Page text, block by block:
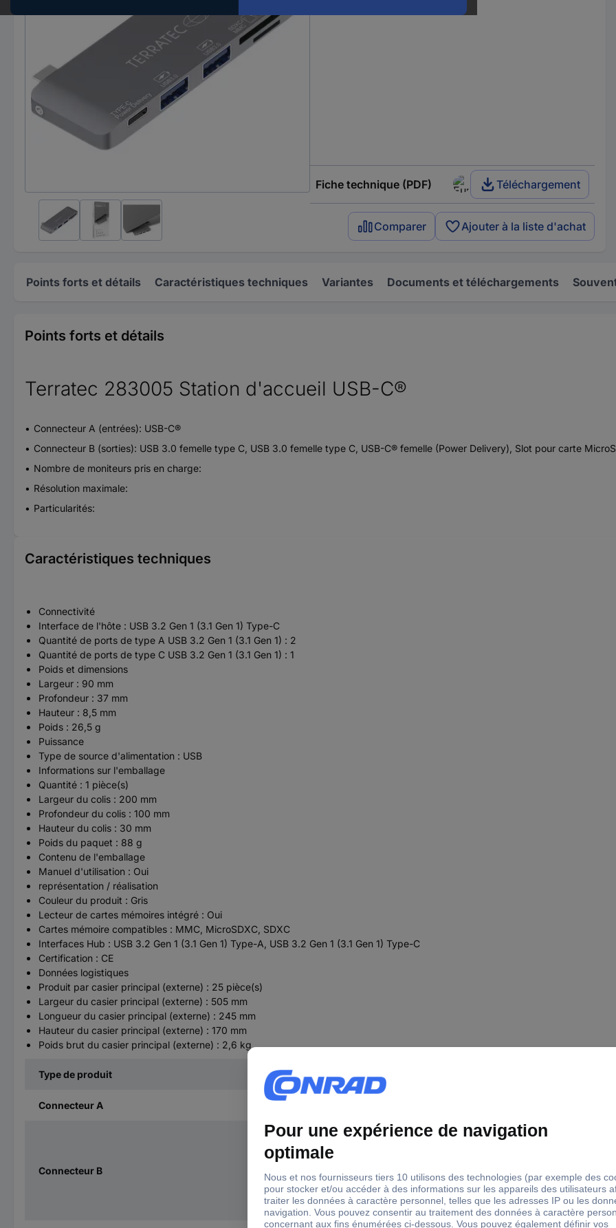
Fiche technique (PDF) Téléchargement
Comparer Ajouter à la liste d'achat
Points forts et détails Caractéristiques techniques Variantes Documents et téléchargements
Points forts et détails
Terratec 283005 Station d'accueil USB-C®
Connecteur A (entrées): USB-C®
Connecteur B (sorties): USB 3.0 femelle type C, USB 3.0 femelle type C, USB-C® femelle (Power Delivery), Slot pour carte
Nombre de moniteurs pris en charge:
Résolution maximale:
Particularités:
Caractéristiques techniques
Connectivité
Interface de l'hôte : USB 3.2 Gen 1 (3.1 Gen 1) Type-C
Quantité de ports de type A USB 3.2 Gen 1 (3.1 Gen 1) : 2
Quantité de ports de type C USB 3.2 Gen 1 (3.1 Gen 1) : 1
Poids et dimensions
Largeur : 90 mm
Profondeur : 37 mm
Hauteur : 8,5 mm
Poids : 26,5 g
Puissance
Type de source d'alimentation : USB
Informations sur l'emballage
Quantité : 1 pièce(s)
Largeur du colis : 200 mm
Profondeur du colis : 100 mm
Hauteur du colis : 30 mm
Poids du paquet : 88 g
Contenu de l'emballage
Manuel d'utilisation : Oui
représentation / réalisation
Couleur du produit : Gris
Lecteur de cartes mémoires intégré : Oui
Cartes mémoire compatibles : MMC, MicroSDXC, SDXC
Interfaces Hub : USB 3.2 Gen 1 (3.1 Gen 1) Type-A, USB 3.2 Gen 1 (3.1 Gen 1) Type-C
Certification : CE
Données logistiques
Produit par casier principal (externe) : 25 pièce(s)
Largeur du casier principal (externe) : 505 mm
Longueur du casier principal (externe) : 245 mm
Hauteur du casier principal (externe) : 170 mm
Poids brut du casier principal (externe) : 2,6 kg
Type de produit
Connecteur A
Connecteur B
USB 3.0 femelle type C
Slot pour carte MicroSD
port carte SD